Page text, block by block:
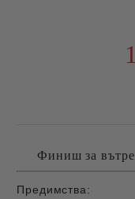
Финиш за
Предимства: